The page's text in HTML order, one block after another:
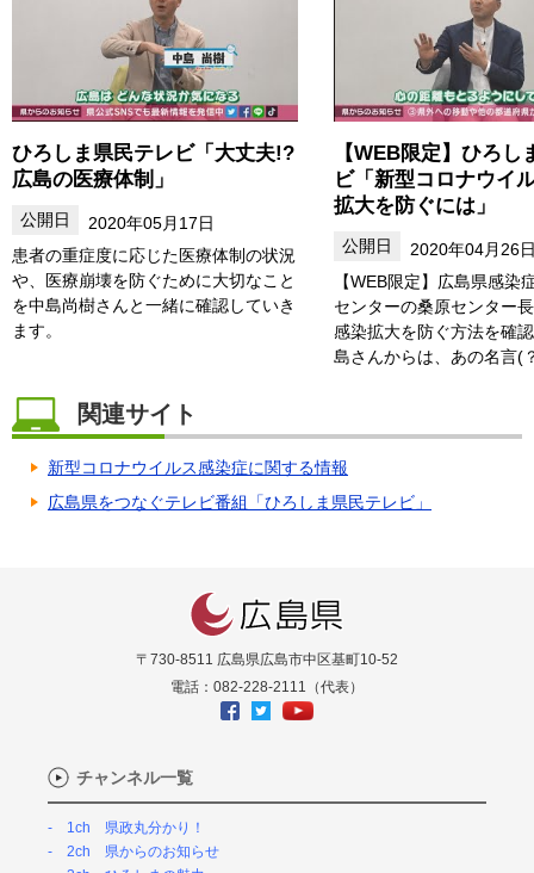
ひろしま県民テレビ「大丈夫!?
広島の医療体制」
2020年05月17日
患者の重症度に応じた医療体制の状況
や、医療崩壊を防ぐために大切なこと
を中島尚樹さんと一緒に確認していき
ます。
【WEB限定】ひろし
ビ「新型コロナウイ
拡大を防ぐには」
2020年04月26
【WEB限定】広島県感染
センターの桑原センター
感染拡大を防ぐ方法を確
島さんからは、あの名言(
関連サイト
新型コロナウイルス感染症に関する情報
広島県をつなぐテレビ番組「ひろしま県民テレビ」
〒730-8511 広島県広島市中区基町10-52
電話：082-228-2111（代表）
チャンネル一覧
1ch 県政丸分かり！
2ch 県からのお知らせ